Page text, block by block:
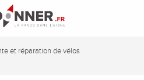
et réparation de vélos